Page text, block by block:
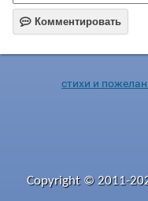
 Комментировать
стихи и
Copyright © 2011-